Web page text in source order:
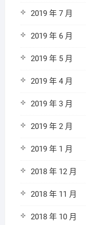
2019 年 7 月
2019 年 6 月
2019 年 5 月
2019 年 4 月
2019 年 3 月
2019 年 2 月
2019 年 1 月
2018 年 12 月
2018 年 11 月
2018 年 10 月